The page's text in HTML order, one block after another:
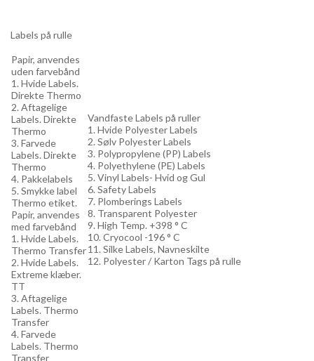
Labels på rulle
Papir, anvendes
uden farvebånd
1. Hvide Labels.
Direkte Thermo
2. Aftagelige
Labels. Direkte
Thermo
3. Farvede
Labels. Direkte
Thermo
4. Pakkelabels
5. Smykke label
Thermo etiket.
Papir, anvendes
med farvebånd
1. Hvide Labels.
Thermo Transfer
2. Hvide Labels.
Extreme klæber.
TT
3. Aftagelige
Labels. Thermo
Transfer
4. Farvede
Labels. Thermo
Transfer
Vandfaste Labels på ruller
1. Hvide Polyester Labels
2. Sølv Polyester Labels
3. Polypropylene (PP) Labels
4. Polyethylene (PE) Labels
5. Vinyl Labels- Hvid og Gul
6. Safety Labels
7. Plomberings Labels
8. Transparent Polyester
9. High Temp. +398 ° C
10. Cryocool -196 ° C
11. Silke Labels, Navneskilte
12. Polyester / Karton Tags på rulle